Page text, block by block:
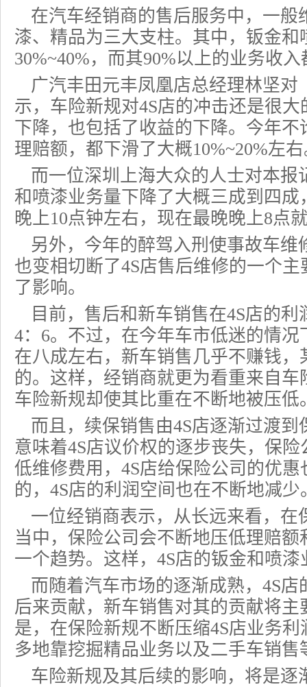
在汽车经销商的售后服务中，一般
漆、精品为三大支柱。其中，钣金
30%~40%，而其90%以上的业务收
广汽丰田元丰凤凰店总经理林坚对
示，车险新规对4S店的冲击还是很
下降，也包括了收益的下降。今年
理赔额，都下滑了大概10%~20%左
而一位深圳上海大众的人士对本报
和喷漆业务量下降了大概三成到四
晚上10点钟左右，现在最晚晚上8点
另外，今年的醉驾入刑使事故车维
也变相切断了4S店售后维修的一个
了影响。
目前，售后和新车销售在4S店的
4：6。不过，在今年车市低迷的情
在八成左右，新车销售几乎不赚钱
的。这样，经销商就更为看重来自
车险新规却使其比重在不断地被压低
而且，续保销售由4S店逐渐过渡
意味着4S店议价权的逐步丧失， 保险
低维修费用，4S店给保险公司的优
的，4S店的利润空间也在不断地减少
一位经销商表示，从长远来看，在
当中，保险公司会不断地压低理赔
一个趋势。这样，4S店的钣金和喷
而随着汽车市场的逐渐成熟，4S
后来贡献，新车销售对其的贡献将
是，在保险新规不断压缩4S店业务
多地靠挖掘精品业务以及二手车销售
车险新规及其后续的影响，将是逐